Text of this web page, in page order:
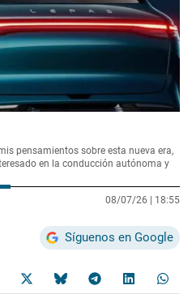
pensamientos sobre esta nueva era,
en la conducción autónoma y
08/07/26 | 18:55
Síguenos en Google